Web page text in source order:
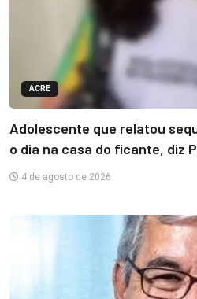
ACRE
Adolescente que relatou
o dia na casa do ficante, diz
4 de agosto de 2026